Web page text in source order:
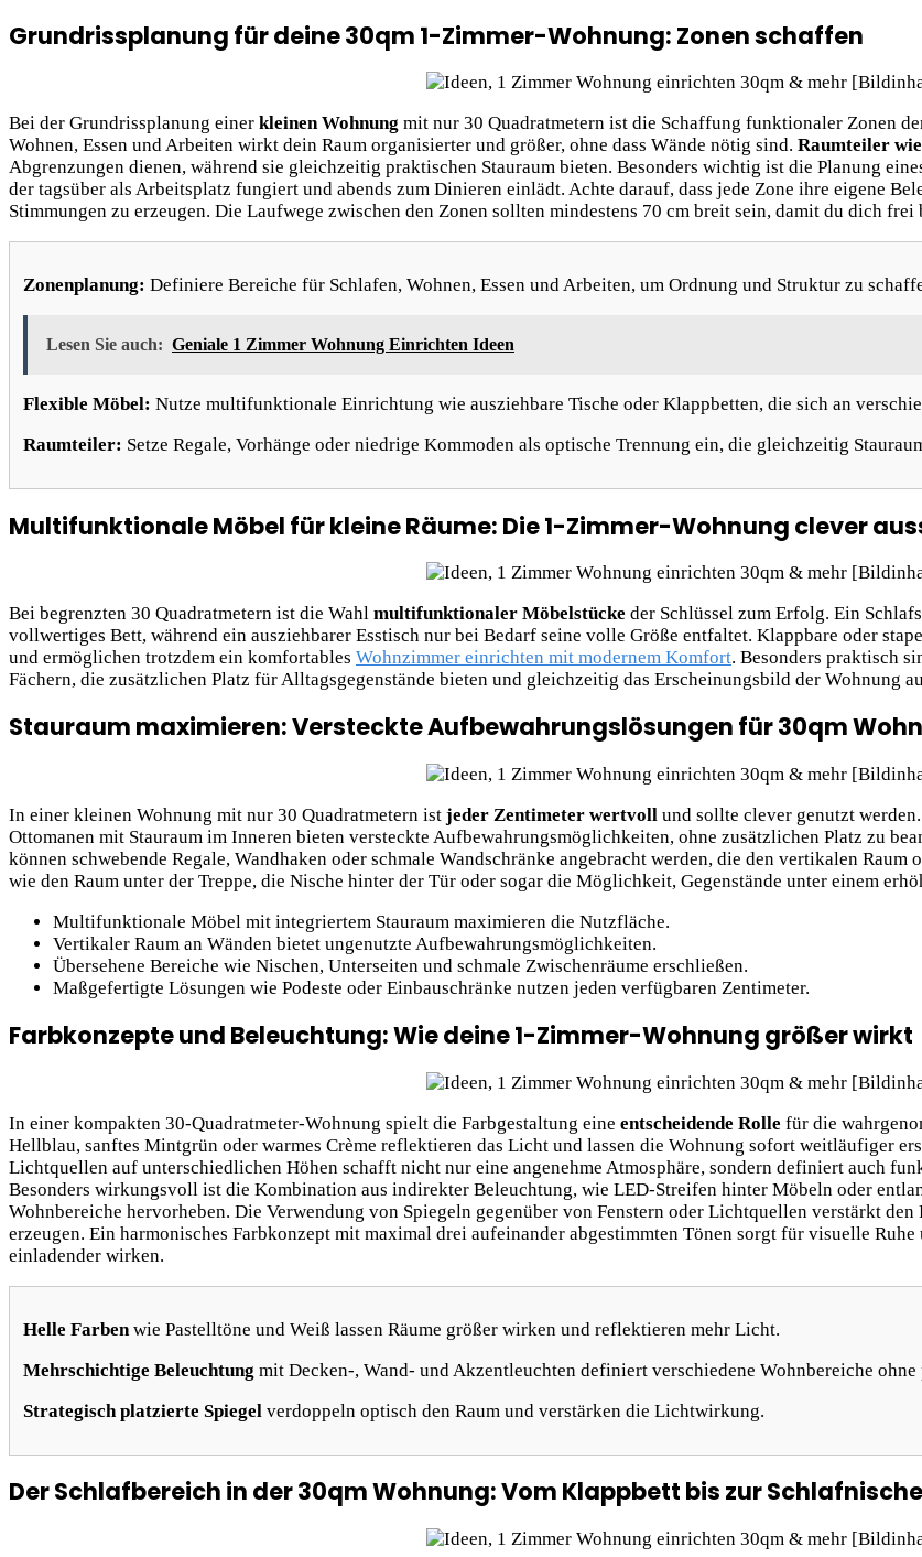
Grundrissplanung für deine 30qm 1-Zimmer-Wohnung: Zonen schaffen
Bei der Grundrissplanung einer kleinen Wohnung mit nur 30 Quadratmetern ist die Schaffung funktionaler Zonen
Wohnen, Essen und Arbeiten wirkt dein Raum organisierter und größer, ohne dass Wände nötig sind. Raumteiler
Abgrenzungen dienen, während sie gleichzeitig praktischen Stauraum bieten. Besonders wichtig ist die Planung
der tagsüber als Arbeitsplatz fungiert und abends zum Dinieren einlädt. Achte darauf, dass jede Zone ihre eigene
Stimmungen zu erzeugen. Die Laufwege zwischen den Zonen sollten mindestens 70 cm breit sein, damit du dich
Zonenplanung: Definiere Bereiche für Schlafen, Wohnen, Essen und Arbeiten, um Ordnung und Struktur zu
Lesen Sie auch: Geniale 1 Zimmer Wohnung Einrichten Ideen
Flexible Möbel: Nutze multifunktionale Einrichtung wie ausziehbare Tische oder Klappbetten, die sich an
Raumteiler: Setze Regale, Vorhänge oder niedrige Kommoden als optische Trennung ein, die gleichzeitig
Multifunktionale Möbel für kleine Räume: Die 1-Zimmer-Wohnung clever
Bei begrenzten 30 Quadratmetern ist die Wahl multifunktionaler Möbelstücke der Schlüssel zum Erfolg. Ein
vollwertiges Bett, während ein ausziehbarer Esstisch nur bei Bedarf seine volle Größe entfaltet. Klappbare oder
und ermöglichen trotzdem ein komfortables Wohnzimmer einrichten mit modernem Komfort. Besonders praktisch
Fächern, die zusätzlichen Platz für Alltagsgegenstände bieten und gleichzeitig das Erscheinungsbild der Wohnung
Stauraum maximieren: Versteckte Aufbewahrungslösungen für 30qm
In einer kleinen Wohnung mit nur 30 Quadratmetern ist jeder Zentimeter wertvoll und sollte clever genutzt
Ottomanen mit Stauraum im Inneren bieten versteckte Aufbewahrungsmöglichkeiten, ohne zusätzlichen Platz zu
können schwebende Regale, Wandhaken oder schmale Wandschränke angebracht werden, die den vertikalen
wie den Raum unter der Treppe, die Nische hinter der Tür oder sogar die Möglichkeit, Gegenstände unter einem
Multifunktionale Möbel mit integriertem Stauraum maximieren die Nutzfläche.
Vertikaler Raum an Wänden bietet ungenutzte Aufbewahrungsmöglichkeiten.
Übersehene Bereiche wie Nischen, Unterseiten und schmale Zwischenräume erschließen.
Maßgefertigte Lösungen wie Podeste oder Einbauschränke nutzen jeden verfügbaren Zentimeter.
Farbkonzepte und Beleuchtung: Wie deine 1-Zimmer-Wohnung größer wirkt
In einer kompakten 30-Quadratmeter-Wohnung spielt die Farbgestaltung eine entscheidende Rolle für die
Hellblau, sanftes Mintgrün oder warmes Crème reflektieren das Licht und lassen die Wohnung sofort weitläufiger
Lichtquellen auf unterschiedlichen Höhen schafft nicht nur eine angenehme Atmosphäre, sondern definiert auch
Besonders wirkungsvoll ist die Kombination aus indirekter Beleuchtung, wie LED-Streifen hinter Möbeln oder
Wohnbereiche hervorheben. Die Verwendung von Spiegeln gegenüber von Fenstern oder Lichtquellen verstärkt
erzeugen. Ein harmonisches Farbkonzept mit maximal drei aufeinander abgestimmten Tönen sorgt für visuelle
einladender wirken.
Helle Farben wie Pastelltöne und Weiß lassen Räume größer wirken und reflektieren mehr Licht.
Mehrschichtige Beleuchtung mit Decken-, Wand- und Akzentleuchten definiert verschiedene Wohnbereiche ohne
Strategisch platzierte Spiegel verdoppeln optisch den Raum und verstärken die Lichtwirkung.
Der Schlafbereich in der 30qm Wohnung: Vom Klappbett bis zur Schlafnische